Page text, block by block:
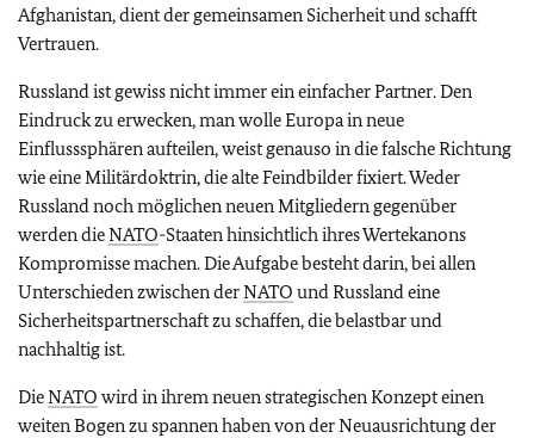
Afghanistan, dient der gemeinsamen Sicherheit und schafft
Vertrauen.
Russland ist gewiss nicht immer ein einfacher Partner. Den
Eindruck zu erwecken, man wolle Europa in neue
Einflusssphären aufteilen, weist genauso in die falsche Richtung
wie eine Militärdoktrin, die alte Feindbilder fixiert. Weder
Russland noch möglichen neuen Mitgliedern gegenüber
werden dieNATO-Staaten hinsichtlich ihres Wertekanons
Kompromisse machen. Die Aufgabe besteht darin, bei allen
Unterschieden zwischen derNATO und Russland eine
Sicherheitspartnerschaft zu schaffen, die belastbar und
nachhaltig ist.
DieNATO wird in ihrem neuen strategischen Konzept einen
weiten Bogen zu spannen haben von der Neuausrichtung der